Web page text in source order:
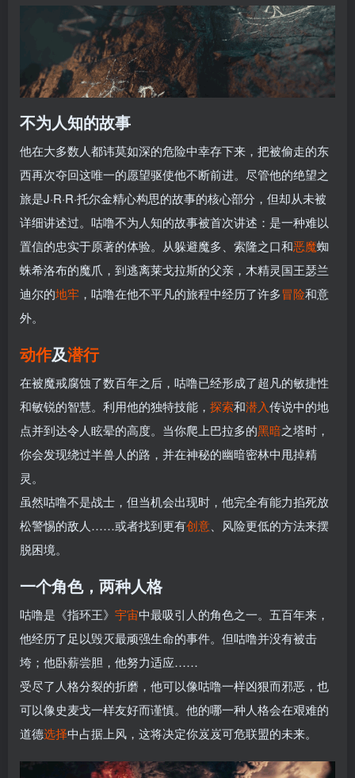
不为人知的故事
他在大多数人都讳莫如深的危险中幸存下来，把被偷走的东
西再次夺回这唯一的愿望驱使他不断前进。尽管他的绝望之
旅是J·R·R·托尔金精心构思的故事的核心部分，但却从未被
详细讲述过。咕噜不为人知的故事被首次讲述：是一种难以
置信的忠实于原著的体验。从躲避魔多、索隆之口和恶魔蜘
蛛希洛布的魔爪，到逃离莱戈拉斯的父亲，木精灵国王瑟兰
迪尔的地牢 ，咕噜在他不平凡的旅程中经历了许多冒险和意
外。
动作及潜行
在被魔戒腐蚀了数百年之后，咕噜已经形成了超凡的敏捷性
和敏锐的智慧。利用他的独特技能， 探索和潜入传说中的地
点并到达令人眩晕的高度。当你爬上巴拉多的黑暗之塔时，
你会发现绕过半兽人的路，并在神秘的幽暗密林中甩掉精
灵。
虽然咕噜不是战士，但当机会出现时，他完全有能力掐死放
松警惕的敌人……或者找到更有创意 、风险更低的方法来摆
脱困境。
一个角色，两种人格
咕噜是《指环王》 宇宙中最吸引人的角色之一。五百年来，
他经历了足以毁灭最顽强生命的事件。但咕噜并没有被击
垮；他卧薪尝胆，他努力适应……
受尽了人格分裂的折磨，他可以像咕噜一样凶狠而邪恶，也
可以像史麦戈一样友好而谨慎。他的哪一种人格会在艰难的
道德选择中占据上风，这将决定你岌岌可危联盟的未来。